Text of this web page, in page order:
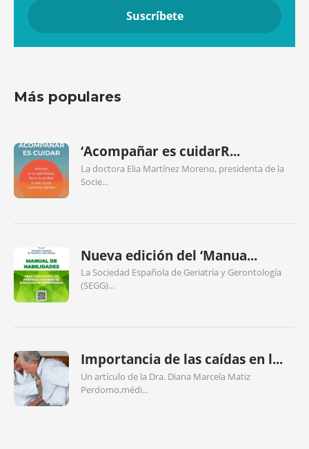
Más populares
‘Acompañar es cuidarR...
La doctora Elia Martínez Moreno, presidenta de la
Socie...
Nueva edición del ‘Manua...
La Sociedad Española de Geriatría y Gerontología
(SEGG)...
Importancia de las caídas en l...
Un artículo de la Dra. Diana Marcela Matiz
Perdomo,médi...